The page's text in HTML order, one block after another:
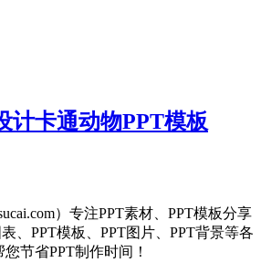
计卡通动物PPT模板
）专注PPT素材、PPT模板分享
、PPT模板、PPT图片、PPT背景等各
节省PPT制作时间！